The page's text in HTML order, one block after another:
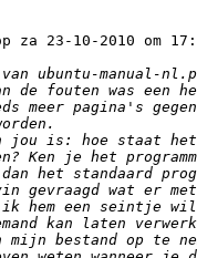
za 23-10-2010 om